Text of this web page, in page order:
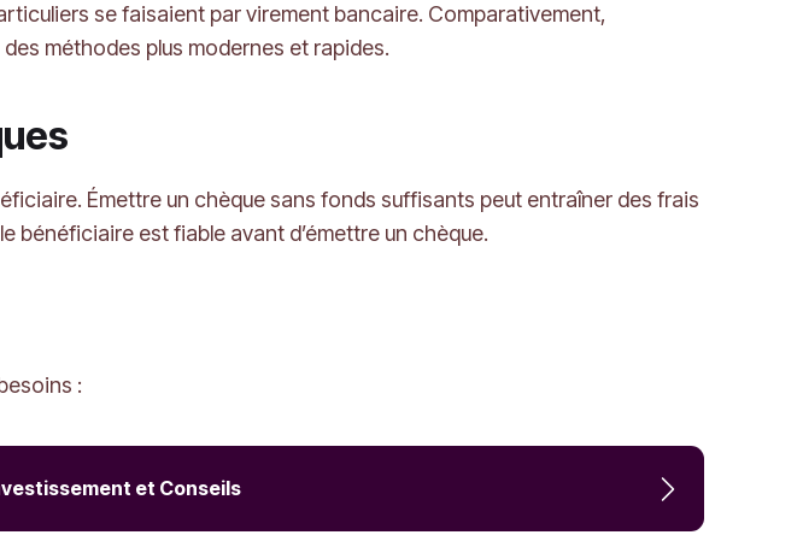
se faisaient par virement bancaire. Comparativement,
méthodes plus modernes et rapides.
Émettre un chèque sans fonds suffisants peut entraîner des frais
est fiable avant d’émettre un chèque.
:
et Conseils